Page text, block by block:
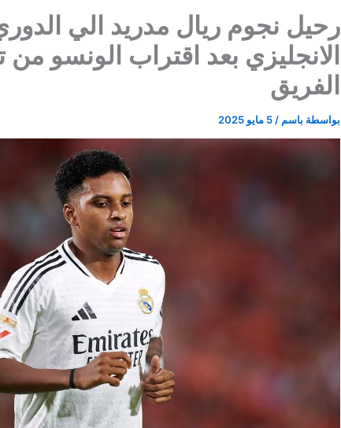
رحيل نجوم ريال مدريد الي
الانجليزي بعد اقتراب الونسو من
الفريق
بواسطة باسم / 5 مايو 2025